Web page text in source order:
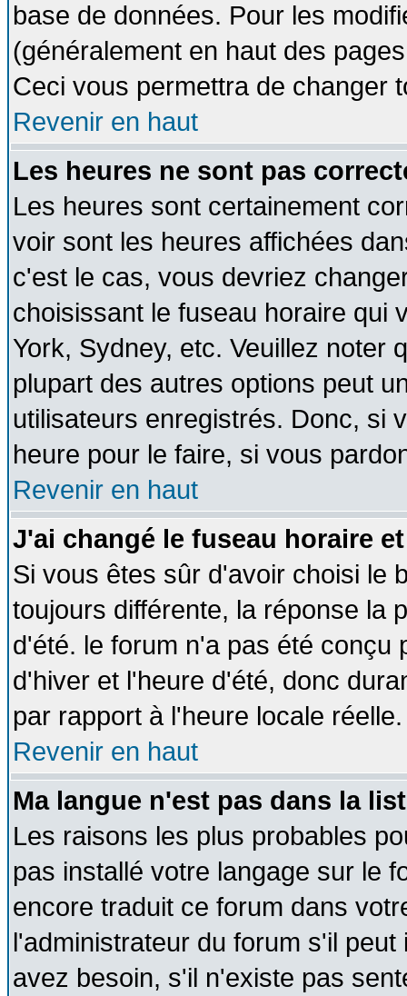
base de données. Pour les
(généralement en haut des
Ceci vous permettra de changer
Revenir en haut
Les heures ne sont pas
Les heures sont certainement
voir sont les heures affichées
c'est le cas, vous devriez
choisissant le fuseau horaire qui
York, Sydney, etc. Veuillez noter
plupart des autres options peut
utilisateurs enregistrés. Donc, si
heure pour le faire, si vous
Revenir en haut
J'ai changé le fuseau horaire
Si vous êtes sûr d'avoir choisi le
toujours différente, la réponse la
d'été. le forum n'a pas été conçu
d'hiver et l'heure d'été, donc
par rapport à l'heure locale réelle.
Revenir en haut
Ma langue n'est pas dans la
Les raisons les plus probables
pas installé votre langage sur le
encore traduit ce forum dans
l'administrateur du forum s'il
avez besoin, s'il n'existe pas